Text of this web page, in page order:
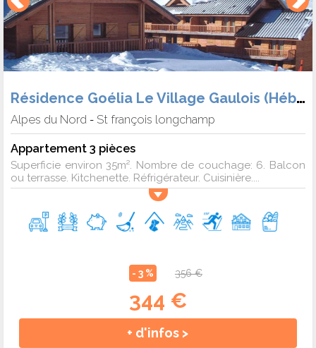
Résidence Goélia Le Village Gaulois (Hébergement + Forf.)
Alpes du Nord - St françois longchamp
Appartement 3 pièces
Superficie environ 35m². Nombre de couchage: 6. Balcon
ou terrasse. Kitchenette. Réfrigérateur. Cuisinière....
- 3 % 356 €
344 €
+ d'infos >